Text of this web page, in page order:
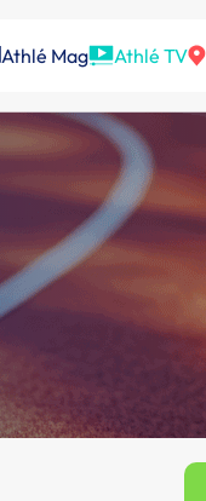
Athlé Mag Athlé TV